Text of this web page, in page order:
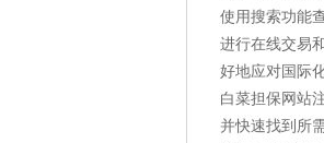
使用搜索功能
进行在线交易
好地应对国际
白菜担保网站
并快速找到所